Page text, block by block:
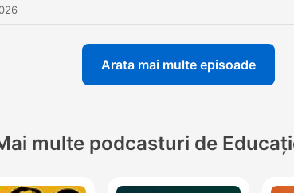
Arata mai multe episoade
multe podcasturi de